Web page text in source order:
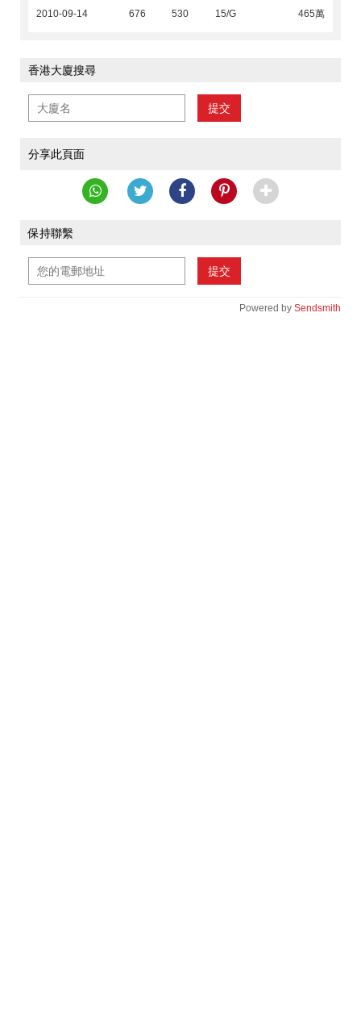
2010-09-14
676 530 15/G 465萬
香港大廈搜尋
提交
分享此頁面
保持聯繫
提交
Powered by Sendsmith